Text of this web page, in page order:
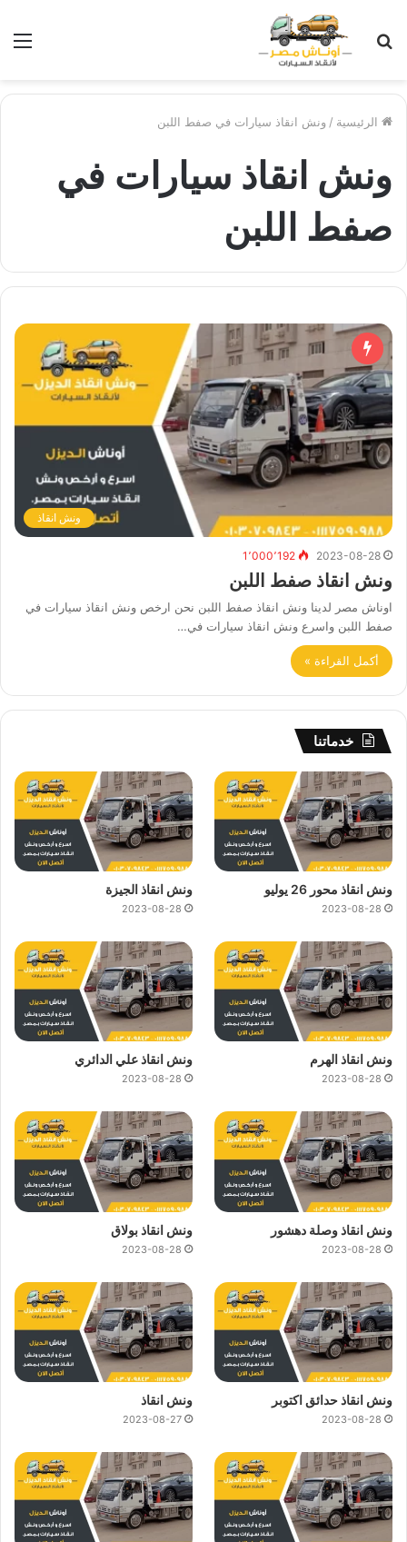
الرئيسية / ونش انقاذ سيارات في صفط اللبن
ونش انقاذ سيارات في
صفط اللبن
ونش انقاذ
2023-08-28 1٬000٬192
ونش انقاذ صفط اللبن
اوناش مصر لدينا ونش انقاذ صفط اللبن نحن ارخص ونش انقاذ سيارات في
صفط اللبن واسرع ونش انقاذ سيارات في…
أكمل القراءة »
خدماتنا
ونش انقاذ محور 26 يوليو
2023-08-28
ونش انقاذ الجيزة
2023-08-28
ونش انقاذ الهرم
2023-08-28
ونش انقاذ علي الدائري
2023-08-28
ونش انقاذ وصلة دهشور
2023-08-28
ونش انقاذ بولاق
2023-08-28
ونش انقاذ حدائق اكتوبر
2023-08-28
ونش انقاذ
2023-08-27